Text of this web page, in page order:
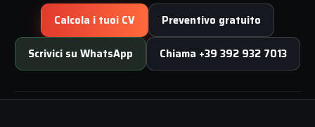
Calcola i tuoi CV Preventivo gratuito
Scrivici su WhatsApp Chiama +39 392 932 7013